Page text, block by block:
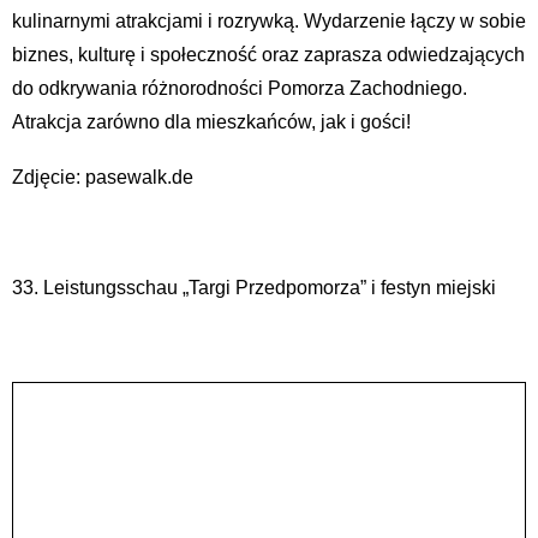
kulinarnymi atrakcjami i rozrywką. Wydarzenie łączy w sobie
biznes, kulturę i społeczność oraz zaprasza odwiedzających
do odkrywania różnorodności Pomorza Zachodniego.
Atrakcja zarówno dla mieszkańców, jak i gości!
Zdjęcie: pasewalk.de
33. Leistungsschau „Targi Przedpomorza” i festyn miejski